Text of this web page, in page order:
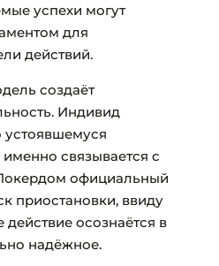
успехи могут
для
действий.
создаёт
Индивид
устоявшемуся
связывается с
официальный
приостановки, ввиду
действие осознаётся в
надёжное.